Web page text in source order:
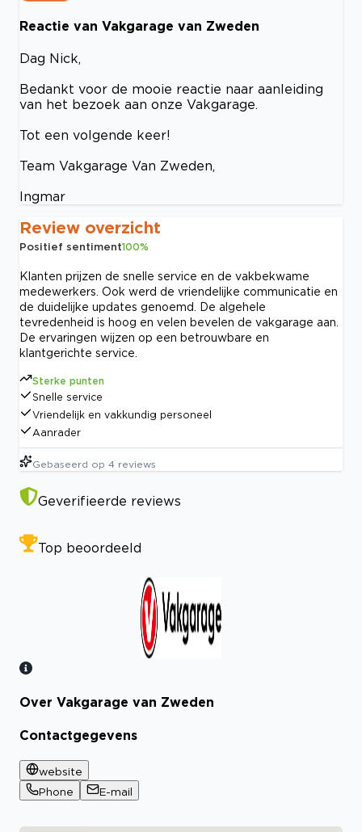
Reactie van Vakgarage van Zweden
Dag Nick,
Bedankt voor de mooie reactie naar aanleiding
van het bezoek aan onze Vakgarage.
Tot een volgende keer!
Team Vakgarage Van Zweden,
Ingmar
Review overzicht
Positief sentiment100%
Klanten prijzen de snelle service en de vakbekwame
medewerkers. Ook werd de vriendelijke communicatie en
de duidelijke updates genoemd. De algehele
tevredenheid is hoog en velen bevelen de vakgarage aan.
De ervaringen wijzen op een betrouwbare en
klantgerichte service.
Sterke punten
Snelle service
Vriendelijk en vakkundig personeel
Aanrader
Gebaseerd op 4 reviews
Geverifieerde reviews
Top beoordeeld
Bekijk certificaat
Over Vakgarage van Zweden
Contactgegevens
website
Phone
E-mail